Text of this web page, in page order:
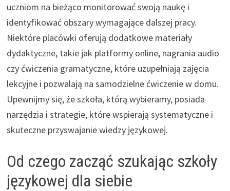
uczniom na bieżąco monitorować swoją naukę i
identyfikować obszary wymagające dalszej pracy.
Niektóre placówki oferują dodatkowe materiały
dydaktyczne, takie jak platformy online, nagrania audio
czy ćwiczenia gramatyczne, które uzupełniają zajęcia
lekcyjne i pozwalają na samodzielne ćwiczenie w domu.
Upewnijmy się, że szkoła, którą wybieramy, posiada
narzędzia i strategie, które wspierają systematyczne i
skuteczne przyswajanie wiedzy językowej.
Od czego zacząć szukając szkoły
językowej dla siebie